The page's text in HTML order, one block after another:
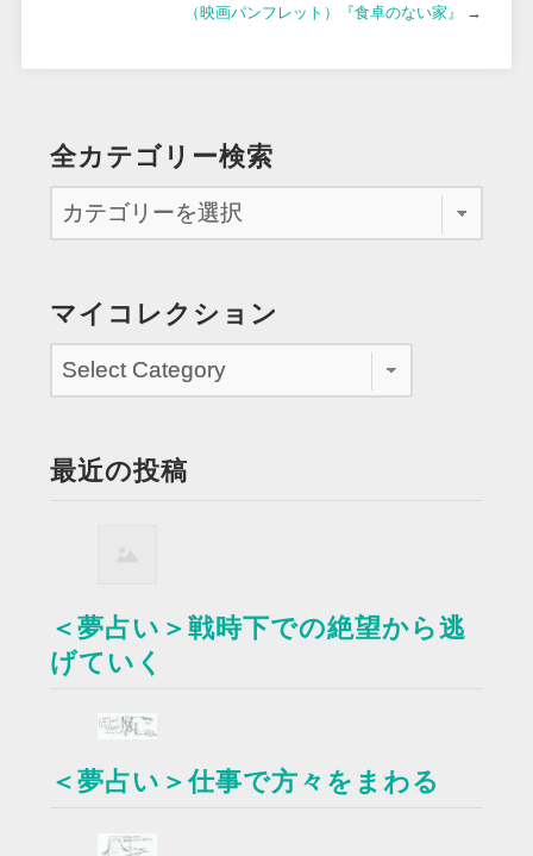
（映画パンフレット）『食卓のない家』
→
全カテゴリー検索
マイコレクション
最近の投稿
＜夢占い＞戦時下での絶望から逃
げていく
＜夢占い＞仕事で方々をまわる